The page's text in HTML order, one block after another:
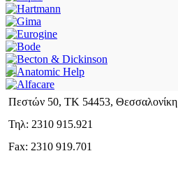
Πεστών 50, ΤΚ 54453, Θεσσαλονίκη
Τηλ: 2310 915.921
Fax: 2310 919.701